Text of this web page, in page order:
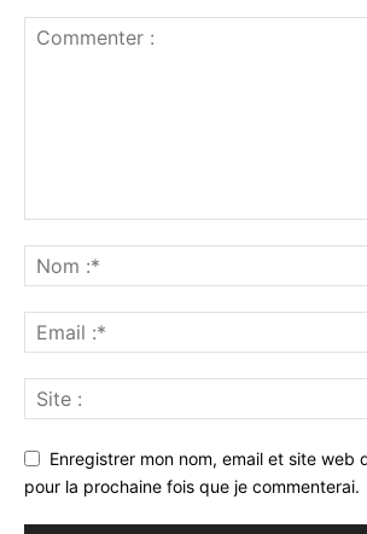
Enregistrer mon nom, email et site web
pour la prochaine fois que je commenterai.